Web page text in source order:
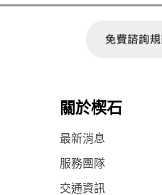
關於楔石
最新消息
服務團隊
交通資訊